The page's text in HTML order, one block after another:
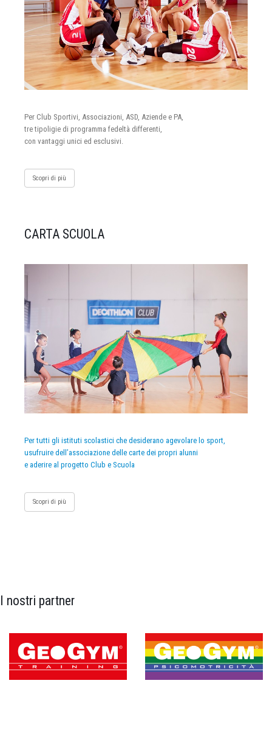
Per Club Sportivi, Associazioni, ASD, Aziende e PA,
tre tipoligie di programma fedeltà differenti,
con vantaggi unici ed esclusivi.
Scopri di più
CARTA SCUOLA
Per tutti gli istituti scolastici che desiderano agevolare lo sport,
usufruire dell’associazione delle carte dei propri alunni
e aderire al progetto Club e Scuola
Scopri di più
I nostri partner